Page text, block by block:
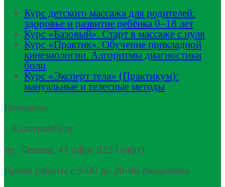
Курс детского массажа для родителей:
здоровье и развитие ребёнка 0–18 лет
Курс «Базовый». Старт в массаже с нуля
Курс «Практик». Обучение прикладной
кинезиологии. Алгоритмы диагностики
боли
Курс «Эксперт тела» (Практикум):
мануальные и телесные методы
Контакты
г. Екатеринбург
пр. Ленина, 41 офис 823 (лифт)
Время работы с 9-00 до 20-00 ежедневно